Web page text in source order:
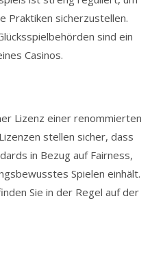
Praktiken sicherzustellen.
sind ein
Casinos.
Lizenz einer renommierten
stellen sicher, dass
in Bezug auf Fairness,
Spielen einhält.
Sie in der Regel auf der